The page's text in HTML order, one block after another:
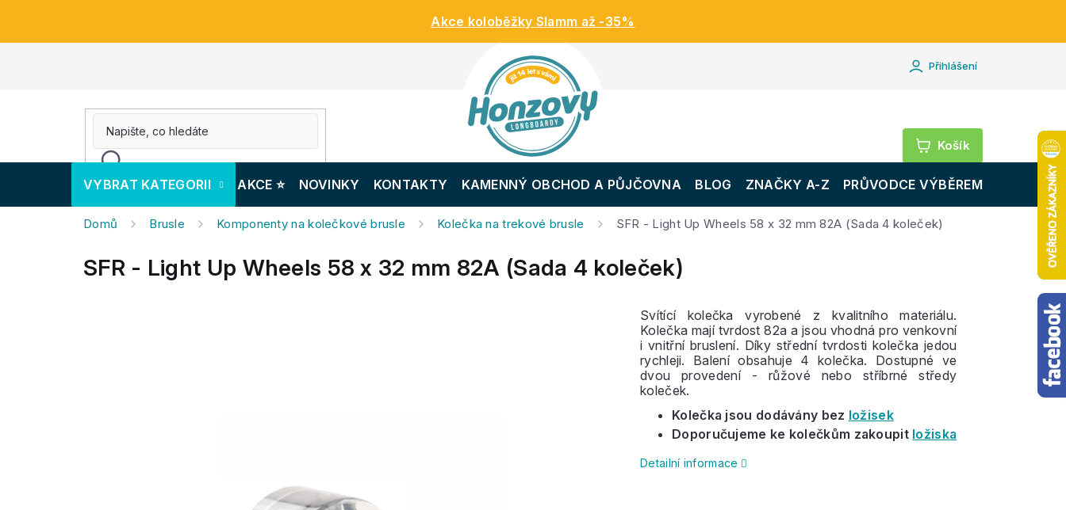
Akce koloběžky Slamm až -35%
Přihlášení
Nákupní
košík
VYBRAT KATEGORII AKCE ⭐️ NOVINKY KONTAKTY KAMENNÝ OBCHOD A PŮJČOVNA BLOG ZNAČKY A-Z PRŮVODCE VÝBĚREM
Domů Brusle Komponenty na kolečkové brusle Kolečka na trekové brusle SFR - Light Up Wheels 58 x 32 mm 82A (Sada 4 koleček)
SFR - Light Up Wheels 58 x 32 mm 82A (Sada 4 koleček)
Svítící kolečka vyrobené z kvalitního materiálu.
Kolečka mají tvrdost 82a a jsou vhodná pro venkovní
i vnitřní bruslení. Díky střední tvrdosti kolečka jedou
rychleji. Balení obsahuje 4 kolečka. Dostupné ve
dvou provedení - růžové nebo stříbrné středy
koleček.
Kolečka jsou dodávány bez ložisek
Doporučujeme ke kolečkům zakoupit ložiska
Detailní informace